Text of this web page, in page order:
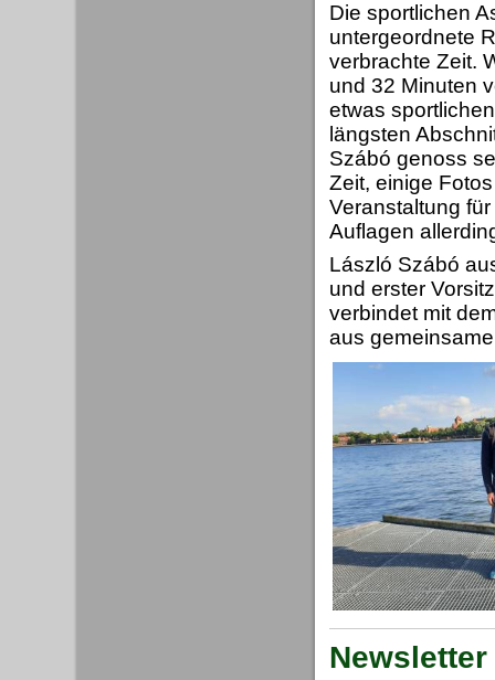
Die sportlichen
untergeordnete
verbrachte Zeit.
und 32 Minuten
etwas
längsten
Szábó genoss
Zeit, einige
Veranstaltung
Auflagen
László Szábó
und erster
verbindet mit
aus
Newsletter